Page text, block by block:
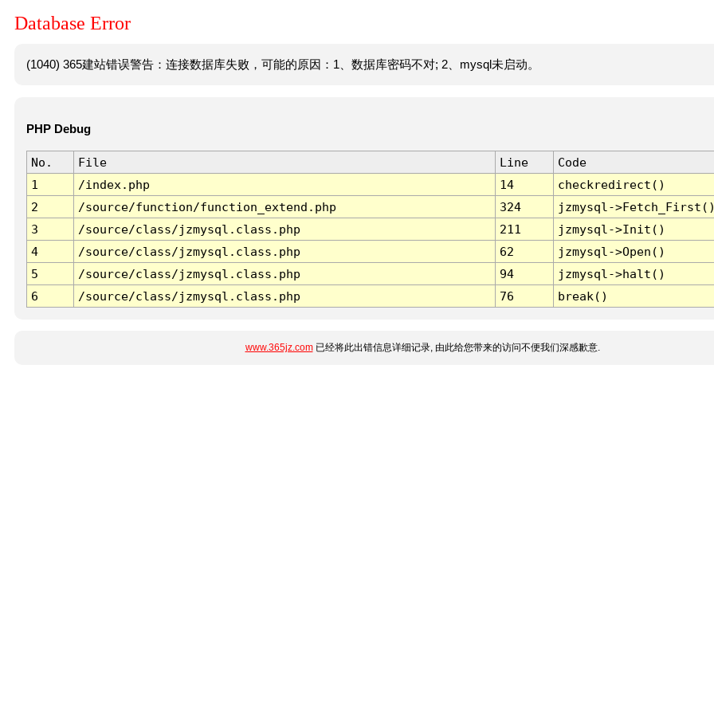
Database Error
(1040) 365建站错误警告：连接数据库失败，可能的原因：1、数据库密码不对; 2、mysql未启动。
PHP Debug
No. File Line
Code
1
/index.php 14
checkredirect()
2
/source/function/function_extend.php 324
jzmysql-
3
/source/class/jzmysql.class.php 211
jzmysql->Init()
4
/source/class/jzmysql.class.php 62
jzmysql->Open()
5
/source/class/jzmysql.class.php 94
jzmysql->halt()
6
/source/class/jzmysql.class.php 76 break()
www.365jz.com已经将此出错信息详细记录, 由此给您带来的访问不便我们深感歉意.